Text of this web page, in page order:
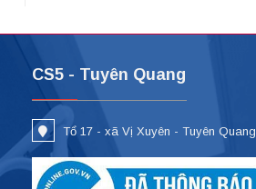
CS5 - Tuyên Quang
Tổ 17 - xã Vị Xuyên - Tuyên Quang